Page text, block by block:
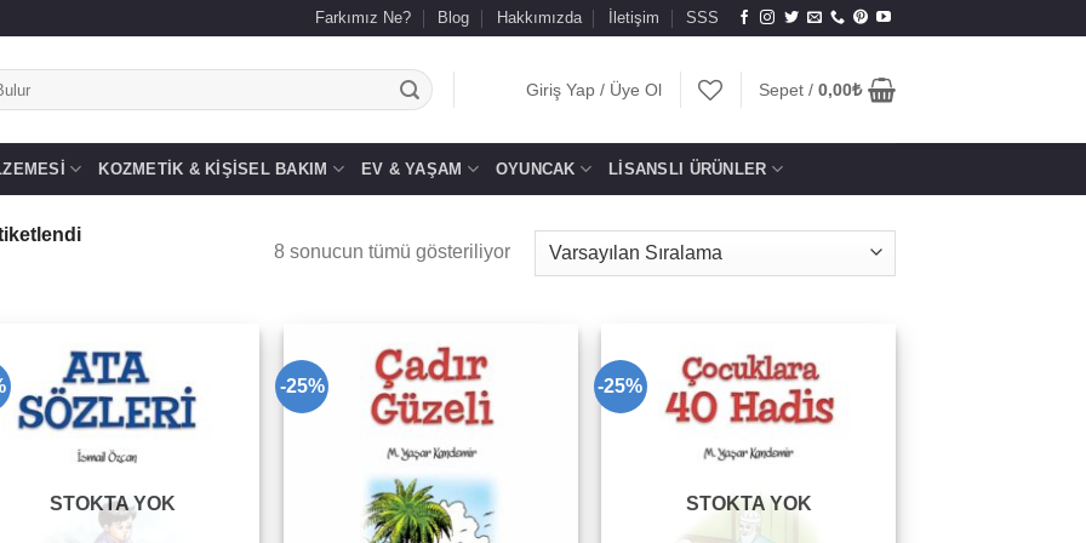
Farkımız Ne? Blog Hakkımızda İletişim SSS
Giriş Yap / Üye Ol Sepet / 0,00₺
KOZMETIK & KIŞISEL BAKIM EV & YAŞAM OYUNCAK LISANSLI ÜRÜNLER
8 sonucun tümü gösteriliyor
wishlist
STOKTA YOK
-25% -25%
wishlist
STOKTA YOK